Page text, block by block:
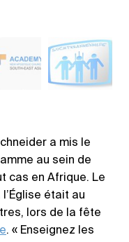
a mis le
au sein de
cas en Afrique. Le
était au
lors de la fête
. « Enseignez les